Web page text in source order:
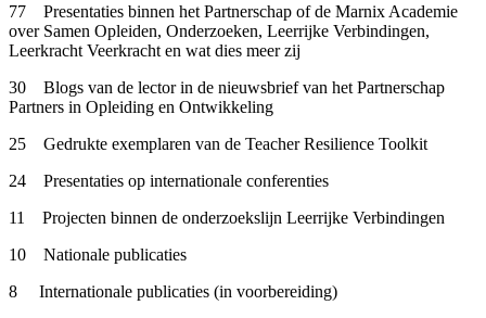
77 Presentaties binnen het Partnerschap of de Marnix Academie
over Samen Opleiden, Onderzoeken, Leerrijke Verbindingen,
Leerkracht Veerkracht en wat dies meer zij
30 Blogs van de lector in de nieuwsbrief van het Partnerschap
Partners in Opleiding en Ontwikkeling
25 Gedrukte exemplaren van de Teacher Resilience Toolkit
24 Presentaties op internationale conferenties
11 Projecten binnen de onderzoekslijn Leerrijke Verbindingen
10 Nationale publicaties
8 Internationale publicaties (in voorbereiding)